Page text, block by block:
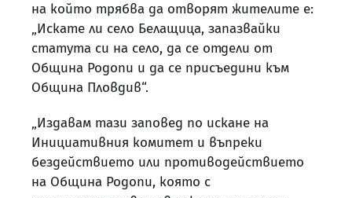
на който трябва да отворят жителите е:
„Искате ли село Белащица, запазвайки
статута си на село, да се отдели от
Община Родопи и да се присъедини към
Община Пловдив“.
„Издавам тази заповед по искане на
Инициативния комитет и въпреки
бездействието или противодействието
на Община Родопи, която с